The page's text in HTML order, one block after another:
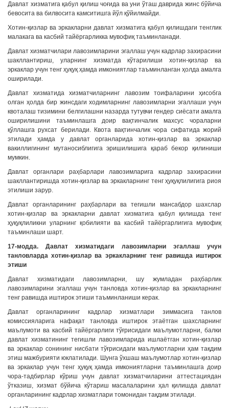
Давлат хизматига қабул қилиш чоғида ва уни ўташ даврида жинс бўйича
бевосита ва билвосита камситишга йўл қўйилмайди.
Хотин-қизлар ва эркакларни давлат хизматига қабул қилишдаги тенглик
малакага ва касбий тайёргарликка мувофиқ таъминланади.
Давлат хизматчилари лавозимларини эгаллаш учун кадрлар захирасини
шакллантириш, уларнинг хизматда кўтарилиши хотин-қизлар ва
эркаклар учун тенг ҳуқуқ ҳамда имкониятлар таъминланган ҳолда амалга
оширилади.
Давлат хизматида хизматчиларнинг лавозим тоифаларини ҳисобга
олган ҳолда бир жинсдаги ходимларнинг лавозимларни эгаллаши учун
квоталаш тизимини белгилашни назарда тутувчи гендер сиёсати амалга
оширилишини таъминлашга доир вақтинчалик махсус чораларни
қўллашга рухсат берилади. Квота вақтинчалик чора сифатида жорий
этилади ҳамда у давлат органларида хотин-қизлар ва эркаклар
вакиллигининг мутаносиблигига эришилишига қараб бекор қилиниши
мумкин.
Давлат органлари раҳбарлари лавозимларига кадрлар захирасини
шакллантиришда хотин-қизлар ва эркакларнинг тенг ҳуқуқлилигига риоя
этилиши зарур.
Давлат органларининг раҳбарлари ва тегишли мансабдор шахслар
хотин-қизлар ва эркакларни давлат хизматига қабул қилишда тенг
ҳуқуқлиликни уларнинг қобилияти ва касбий тайёргарлигига мувофиқ
таъминлаши шарт.
17-модда. Давлат хизматидаги лавозимларни эгаллаш учун
танловларда хотин-қизлар ва эркакларнинг тенг равишда иштирок
этиши
Давлат хизматидаги лавозимларни, шу жумладан раҳбарлик
лавозимларини эгаллаш учун танловда хотин-қизлар ва эркакларнинг
тенг равишда иштирок этиши таъминланиши керак.
Давлат органларининг кадрлар хизматлари зиммасига танлов
комиссияларига нафақат танловда иштирок этаётган шахсларнинг
маълумоти ва касбий тайёргарлиги тўғрисидаги маълумотларни, балки
давлат хизматининг тегишли лавозимларида ишлаётган хотин-қизлар
ва эркаклар сонининг нисбати тўғрисидаги маълумотларни ҳам тақдим
этиш мажбурияти юклатилади. Шунга ўхшаш маълумотлар хотин-қизлар
ва эркаклар учун тенг ҳуқуқ ҳамда имкониятларни таъминлашга доир
чора-тадбирлар кўриш учун давлат хизматчиларини аттестациядан
ўтказиш, хизмат бўйича кўтариш масалаларини ҳал қилишда давлат
органларининг кадрлар хизматлари томонидан тақдим этилади.